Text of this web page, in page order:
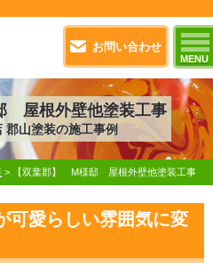
お問い合わせ
MENU
屋根外壁他塗装工事
郡山塗装の施工事例
> 【双葉郡】 M様邸 屋根外壁他塗装工事
可愛らしい雰囲気に変